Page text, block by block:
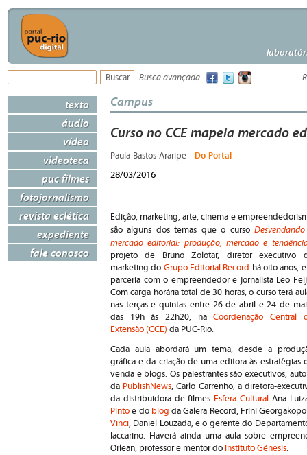
Busca avançada
texto
áudio
vídeo
videoteca
puc filmes
fotojornalismo
revista eclética
expediente
fale conosco
Campus
Curso no CCE mapeia mercado
Paula Bastos Araripe - Do Portal
28/03/2016
Edição, marketing, arte, cinema e
são alguns dos temas que o curso
mercado editorial: produção, mercado e
projeto de Bruno Zolotar, diretor executivo
marketing do Grupo Editorial Record há oito anos,
parceria com o empreendedor e jornalista Léo
Com carga horária total de 30 horas, o curso terá
nas terças e quintas entre 26 de abril e 24 de
das 19h às 22h20, naCoordenação Central
Extensão (CCE) da PUC-Rio.
Cada aula abordará um tema, desde a
gráfica e da criação de uma editora às estratégias
venda e blogs. Os palestrantes são executivos,
da PublishNews, Carlo Carrenho; a diretora-
da distribuidora de filmes Esfera CulturalAna
Pinto e do blog da Galera Record, Frini
Vinci, Daniel Louzada; e o gerente do
Iaccarino. Haverá ainda uma aula sobre
Orlean, professor e mentor do Instituto Gênesis.